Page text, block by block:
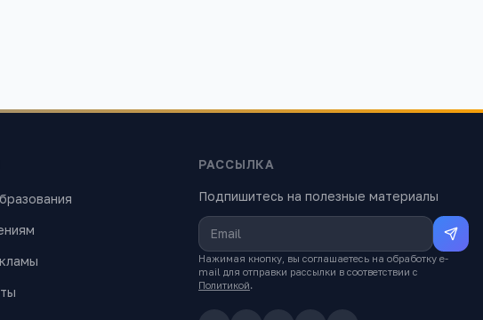
РАССЫЛКА
Подпишитесь на полезные материалы
Нажимая кнопку, вы соглашаетесь на обработку e-
mail для отправки рассылки в соответствии с
Политикой.